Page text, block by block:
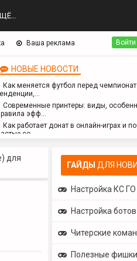
Ваша реклама Войти
НОВЫЕ НОВОСТИ
Как меняется футбол перед
Современные принтеры: виды,
эфф…
Как работает донат в онлайн-играх и
со…
и з…
ГАЙДЫ ДЛЯ
Настройка КС ГО
Настройка ботов
Читерские
Полезные фишки
для